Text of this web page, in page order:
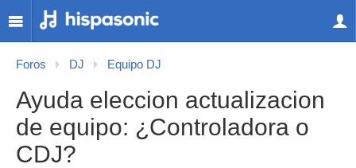
Foros DJ Equipo DJ
Ayuda eleccion actualizacion
de equipo: ¿Controladora o
CDJ?